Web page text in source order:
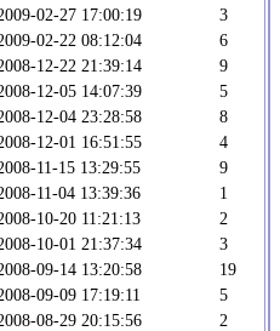
02-27 17:00:19
3
02-22 08:12:04
6
12-22 21:39:14
9
12-05 14:07:39
5
12-04 23:28:58
8
12-01 16:51:55
4
11-15 13:29:55
9
11-04 13:39:36
1
10-20 11:21:13
2
10-01 21:37:34
3
09-14 13:20:58
19
09-09 17:19:11
5
08-29 20:15:56
2